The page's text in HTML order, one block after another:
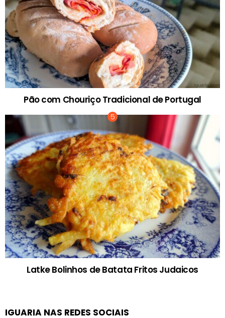
Pão com Chouriço Tradicional de Portugal
Latke Bolinhos de Batata Fritos Judaicos
IGUARIA NAS REDES SOCIAIS